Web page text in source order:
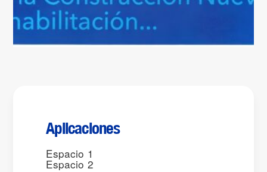
Aplicaciones
Espacio 1
Espacio 2